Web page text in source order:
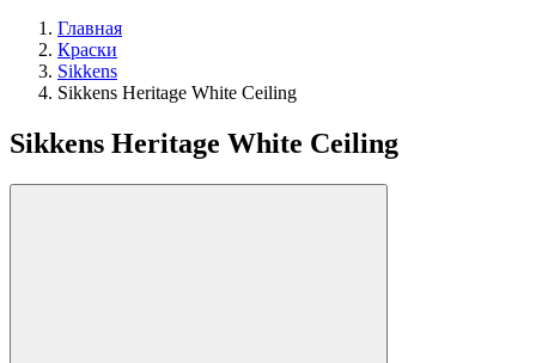
Главная
Краски
Sikkens
Sikkens Heritage White Ceiling
Sikkens Heritage White Ceiling